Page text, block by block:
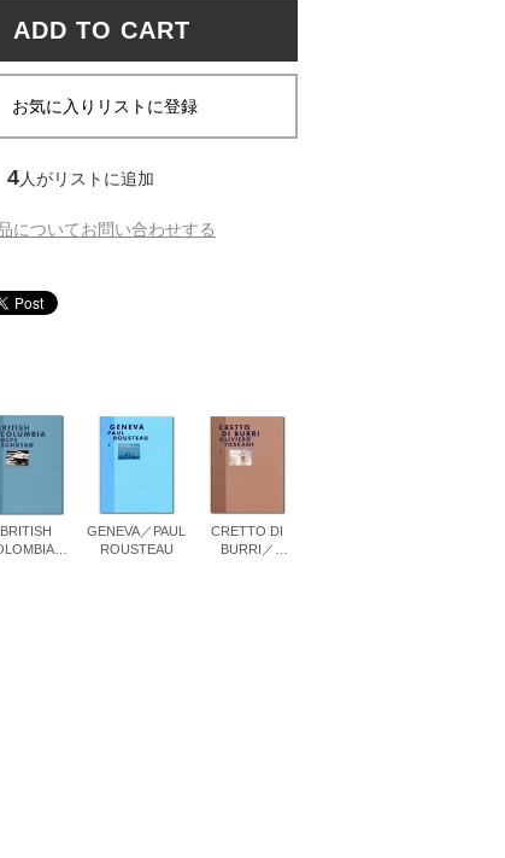
ADD TO CART
4人がリストに追加
についてお問い合わせする
BRITISH
／
GENEVA／PAUL
ROUSTEAU
CRETTO DI
BURRI／